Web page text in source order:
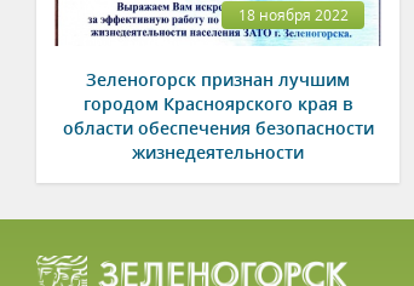
18 ноября 2022
Зеленогорск признан лучшим
городом Красноярского края в
области обеспечения безопасности
жизнедеятельности